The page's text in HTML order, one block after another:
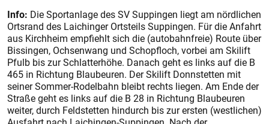
Info: Die Sportanlage des SV Suppingen liegt am nördlichen
Ortsrand des Laichinger Ortsteils Suppingen. Für die Anfahrt
aus Kirchheim empfiehlt sich die (autobahnfreie) Route über
Bissingen, Ochsenwang und Schopfloch, vorbei am Skilift
Pfulb bis zur Schlatterhöhe. Danach geht es links auf die B
465 in Richtung Blaubeuren. Der Skilift Donnstetten mit
seiner Sommer-Rodelbahn bleibt rechts liegen. Am Ende der
Straße geht es links auf die B 28 in Richtung Blaubeuren
weiter, durch Feldstetten hindurch bis zur ersten (westlichen)